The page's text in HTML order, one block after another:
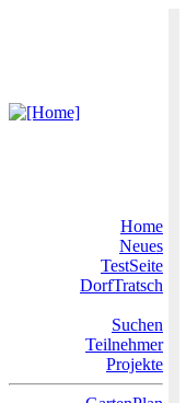
Home
Neues
TestSeite
DorfTratsch
Suchen
Teilnehmer
Projekte